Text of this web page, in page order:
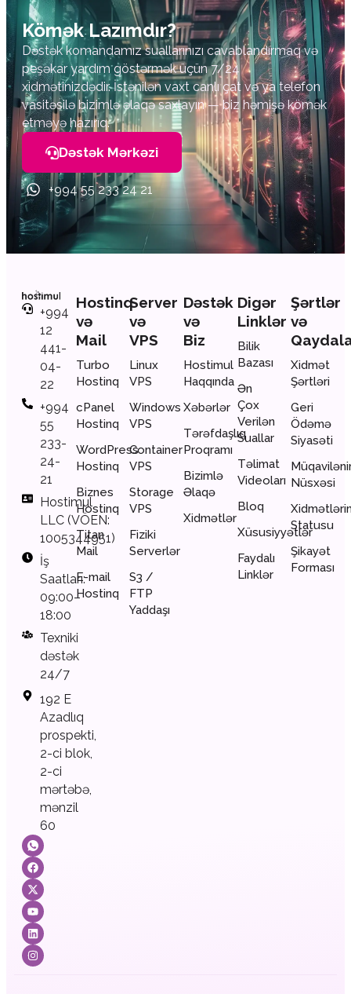
Kömək Lazımdır?
Dəstək komandamız suallarınızı cavablandırmaq və
peşəkar yardım göstərmək üçün 7/24
xidmətinizdədir. İstənilən vaxt canlı çat və ya telefon
vasitəsilə bizimlə əlaqə saxlayın — biz həmişə kömək
etməyə hazırıq.
Dəstək Mərkəzi
+994 55 233 24 21
+994
12
441-
04-
22
+994
55
233-
24-
21
Hostimul
LLC (VÖEN:
1005344951)
İş
Saatları:
09:00–
18:00
Texniki
dəstək
24/7
192 E
Azadlıq
prospekti,
2-ci blok,
2-ci
mərtəbə,
mənzil
60
Hostinq
və
Mail
Turbo
Hostinq
cPanel
Hostinq
WordPress
Hostinq
Biznes
Hostinq
Titan
Mail
E-mail
Hostinq
Server
və
VPS
Linux
VPS
Windows
VPS
Container
VPS
Storage
VPS
Fiziki
Serverlər
S3 /
FTP
Yaddaşı
Dəstək
və
Biz
Hostimul
Haqqında
Xəbərlər
Tərəfdaşlıq
Proqramı
Bizimlə
Əlaqə
Xidmətlər
Digər
Linklər
Bilik
Bazası
Ən
Çox
Verilən
Suallar
Təlimat
Videoları
Bloq
Xüsusiyyətlər
Faydalı
Linklər
Şərtlər
və
Xidmət
Şərtləri
Geri
Ödəmə
Siyasəti
Nüsxəsi
Statusu
Şikayət
Forması